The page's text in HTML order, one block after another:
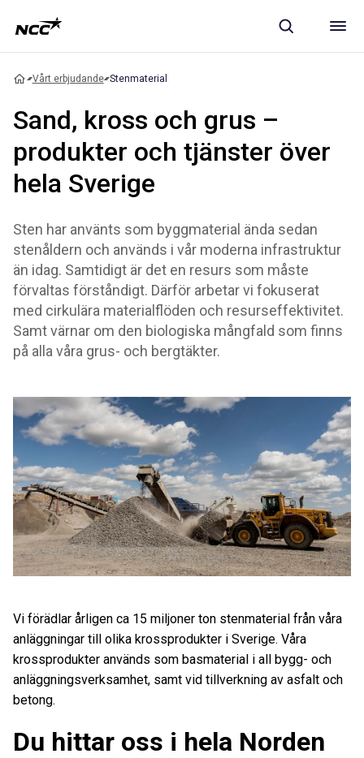
Vårt erbjudande Stenmaterial
Sand, kross och grus –
produkter och tjänster över
hela Sverige
Sten har använts som byggmaterial ända sedan
stenåldern och används i vår moderna infrastruktur
än idag. Samtidigt är det en resurs som måste
förvaltas förståndigt. Därför arbetar vi fokuserat
med cirkulära materialflöden och resurseffektivitet.
Samt värnar om den biologiska mångfald som finns
på alla våra grus- och bergtäkter.
Vi förädlar årligen ca 15 miljoner ton stenmaterial från våra
anläggningar till olika krossprodukter i Sverige. Våra
krossprodukter används som basmaterial i all bygg- och
anläggningsverksamhet, samt vid tillverkning av asfalt och
betong.
Du hittar oss i hela Norden